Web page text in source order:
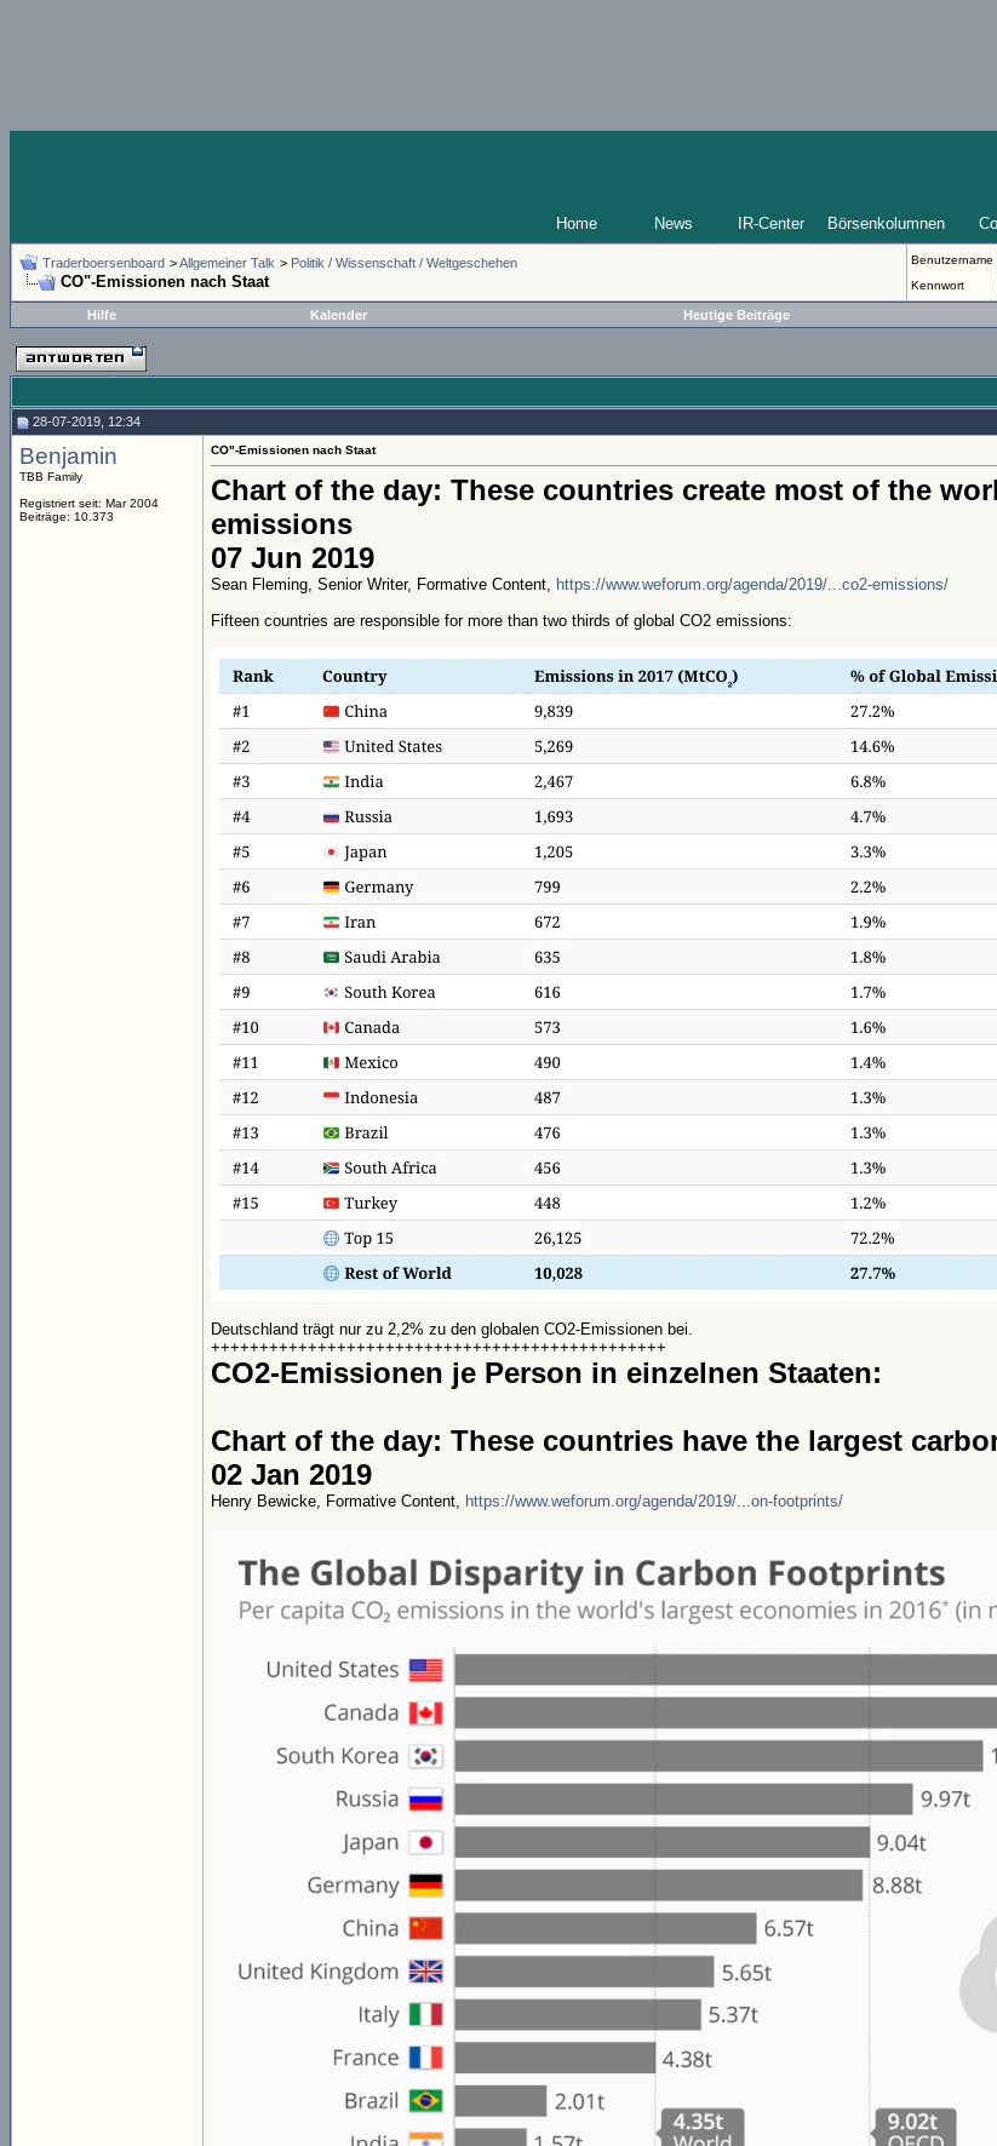
Home News IR-Center Börsenkolumnen
Traderboersenboard >Allgemeiner Talk > Politik / Wissenschaft / Weltgeschehen
CO"-Emissionen nach Staat
Benutzername
Kennwort
Hilfe Kalender Heutige Beiträge
28-07-2019, 12:34
Benjamin
TBB Family
Registriert seit: Mar 2004
Beiträge: 10.373
CO"-Emissionen nach Staat
Chart of the day: These countries create most of the
emissions
07 Jun 2019
Sean Fleming, Senior Writer, Formative Content, https://www.weforum.org/agenda/2019/...co2-emissions/
Fifteen countries are responsible for more than two thirds of global CO2 emissions:
Deutschland trägt nur zu 2,2% zu den globalen CO2-Emissionen bei.
+++++++++++++++++++++++++++++++++++++++++++++++
CO2-Emissionen je Person in einzelnen Staaten:
Chart of the day: These countries have the largest
02 Jan 2019
Henry Bewicke, Formative Content, https://www.weforum.org/agenda/2019/...on-footprints/